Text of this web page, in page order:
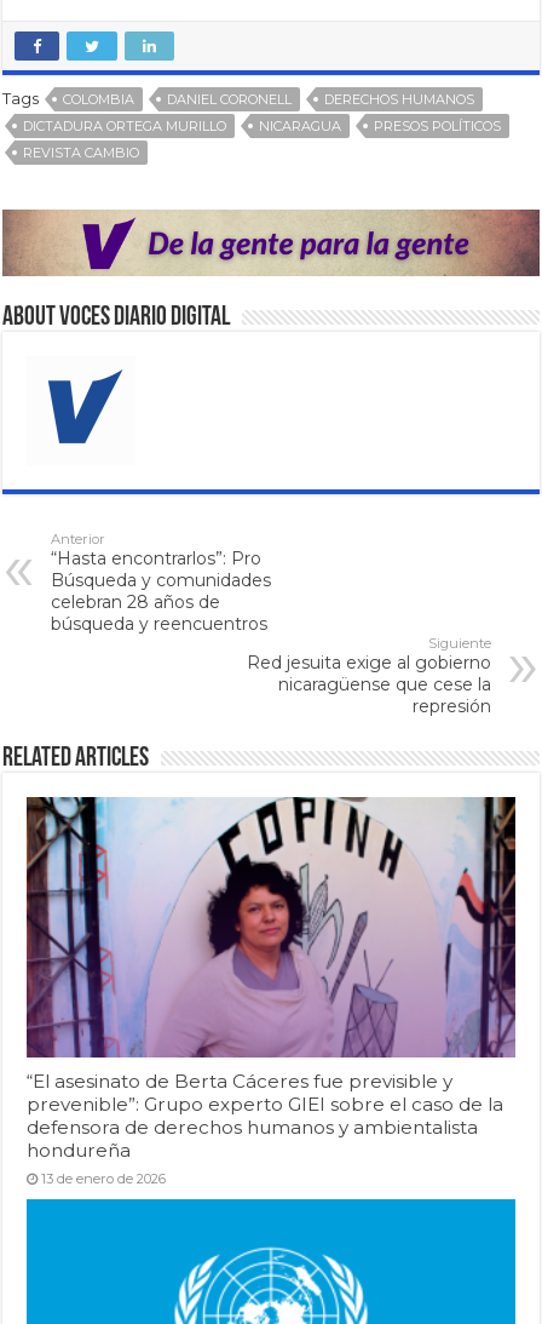
Tags COLOMBIA DANIEL CORONELL
DERECHOS HUMANOS
DICTADURA ORTEGA MURILLO
NICARAGUA
PRESOS POLÍTICOS
REVISTA CAMBIO
About VOCES Diario digital
Anterior
“Hasta encontrarlos”: Pro
Búsqueda y comunidades
celebran 28 años de
búsqueda y reencuentros
Siguiente
Red jesuita exige al gobierno
nicaragüense que cese la
represión
Related Articles
“El asesinato de Berta Cáceres fue previsible y
prevenible”: Grupo experto GIEI sobre el caso de la
defensora de derechos humanos y ambientalista
hondureña
13 de enero de 2026